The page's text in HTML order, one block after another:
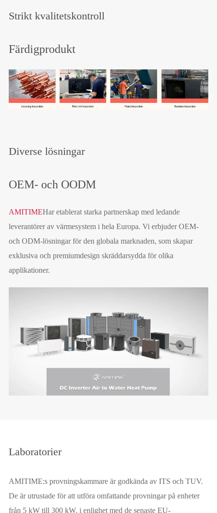
Strikt kvalitetskontroll
Färdigprodukt
Diverse lösningar
OEM- och OODM
AMITIMEHar etablerat starka partnerskap med ledande
leverantörer av värmesystem i hela Europa. Vi erbjuder OEM-
och ODM-lösningar för den globala marknaden, som skapar
exklusiva och premiumdesign skräddarsydda för olika
applikationer.
Laboratorier
AMITIME:s provningskammare är godkända av ITS och TUV.
De är utrustade för att utföra omfattande provningar på enheter
från 5 kW till 300 kW. i enlighet med de senaste EU-